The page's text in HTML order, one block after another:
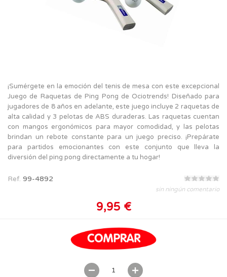
¡Sumérgete en la emoción del tenis de mesa con este excepcional
Juego de Raquetas de Ping Pong de Ociotrends! Diseñado para
jugadores de 8 años en adelante, este juego incluye 2 raquetas de
alta calidad y 3 pelotas de ABS duraderas. Las raquetas cuentan
con mangos ergonómicos para mayor comodidad, y las pelotas
brindan un rebote constante para un juego preciso. ¡Prepárate
para partidos emocionantes con este conjunto que lleva la
diversión del ping pong directamente a tu hogar!
Ref. 99-4892
sin ningún comentario
9,95 €